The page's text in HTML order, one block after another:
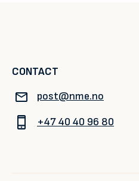
CONTACT
post@nme.no
+47 40 40 96 80